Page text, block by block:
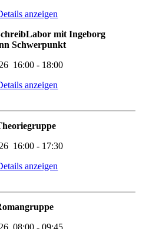
anzeigen
mit Ingeborg
Schwerpunkt
16:00 - 18:00
anzeigen
16:00 - 17:30
anzeigen
08:00 -09:45